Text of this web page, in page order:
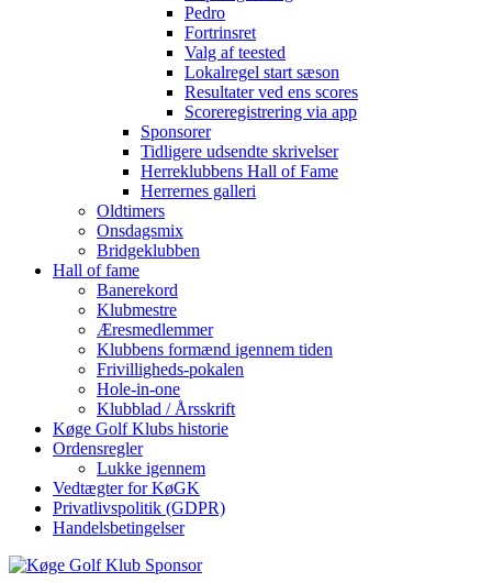
Pedro
Fortrinsret
Valg af teested
Lokalregel start sæson
Resultater ved ens scores
Scoreregistrering via app
Sponsorer
Tidligere udsendte skrivelser
Herreklubbens Hall of Fame
Herrernes galleri
Oldtimers
Onsdagsmix
Bridgeklubben
Hall of fame
Banerekord
Klubmestre
Æresmedlemmer
Klubbens formænd igennem tiden
Frivilligheds-pokalen
Hole-in-one
Klubblad / Årsskrift
Køge Golf Klubs historie
Ordensregler
Lukke igennem
Vedtægter for KøGK
Privatlivspolitik (GDPR)
Handelsbetingelser